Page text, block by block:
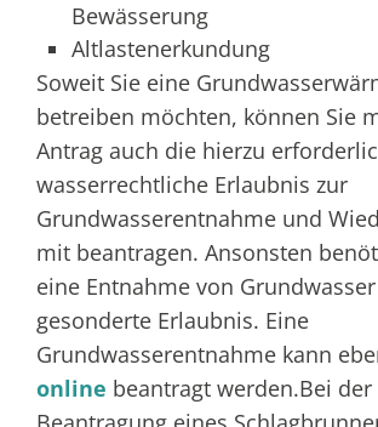
Bewässerung
Altlastenerkundung
Soweit Sie eine
betreiben möchten, können Sie
Antrag auch die hierzu
wasserrechtliche Erlaubnis zur
Grundwasserentnahme und
mit beantragen. Ansonsten
eine Entnahme von
gesonderte Erlaubnis. Eine
Grundwasserentnahme kann
online beantragt werden.Bei der